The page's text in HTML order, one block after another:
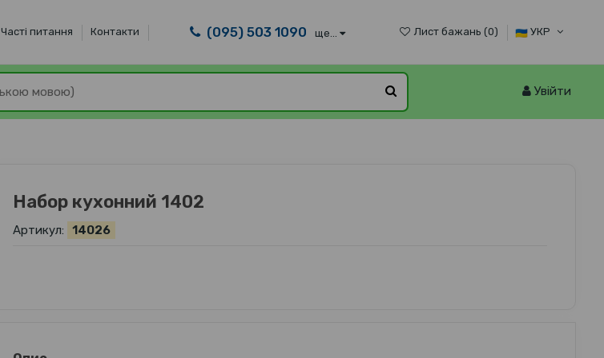
Часті питання Контакти (095) 503 1090 ще... Лист бажань (0) УКР
Увійти
Набор кухонний 1402
Артикул: 14026